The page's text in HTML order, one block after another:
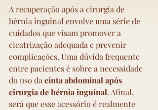
A recuperação após a cirurgia de
hérnia inguinal envolve uma série de
cuidados que visam promover a
cicatrização adequada e prevenir
complicações. Uma dúvida frequente
entre pacientes é sobre a necessidade
do uso da cinta abdominal após
cirurgia de hérnia inguinal. Afinal,
será que esse acessório é realmente